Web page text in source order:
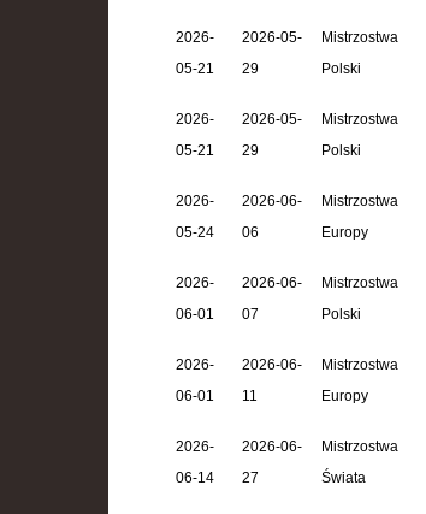
2026-
05-21
2026-05-
29
Mistrzostwa
Polski
2026-
05-21
2026-05-
29
Mistrzostwa
Polski
2026-
05-24
2026-06-
06
Mistrzostwa
Europy
2026-
06-01
2026-06-
07
Mistrzostwa
Polski
2026-
06-01
2026-06-
11
Mistrzostwa
Europy
2026-
06-14
2026-06-
27
Mistrzostwa
Świata